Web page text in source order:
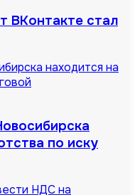
ВКонтакте стал
находится на
по иску
НДС на